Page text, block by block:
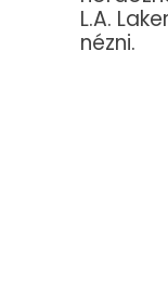
L.A.
nézni.